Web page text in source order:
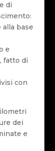
di
base
e
fatto di
con
dei
e